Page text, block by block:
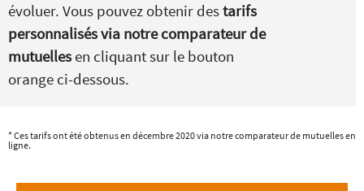
évoluer. Vous pouvez obtenir destarifs
personnalisés via notre comparateur de
mutuelles en cliquant sur le bouton
orange ci-dessous.
* Ces tarifs ont été obtenus en décembre 2020 via notre comparateur de mutuelles en
ligne.